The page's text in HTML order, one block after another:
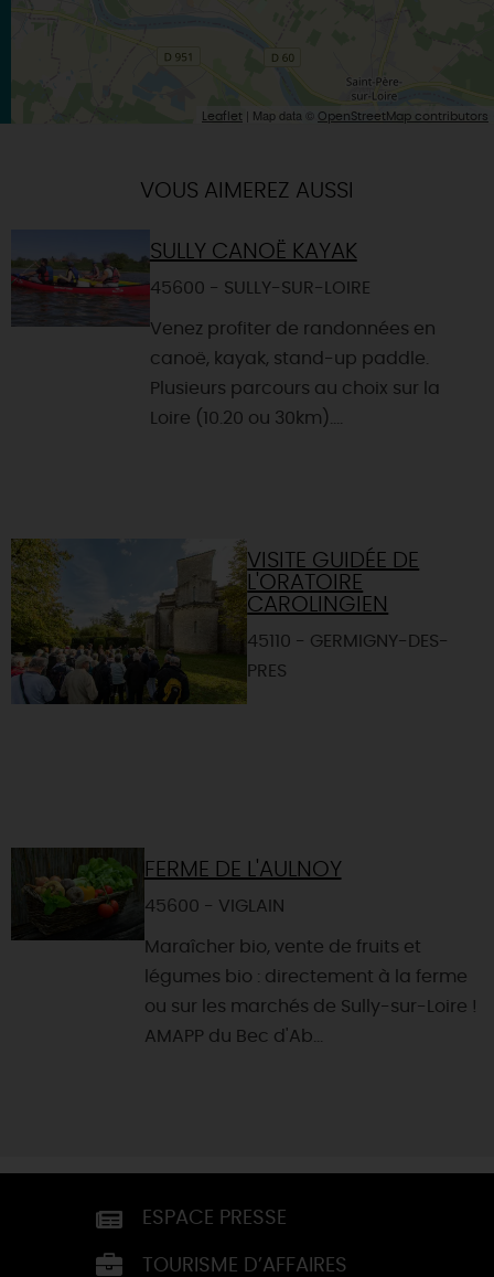
Leaflet | Map data © OpenStreetMap contributors
VOUS AIMEREZ AUSSI
SULLY CANOË KAYAK
45600 - SULLY-SUR-LOIRE
Venez profiter de randonnées en
canoë, kayak, stand-up paddle.
Plusieurs parcours au choix sur la
Loire (10.20 ou 30km)....
VISITE GUIDÉE DE
L'ORATOIRE
CAROLINGIEN
45110 - GERMIGNY-DES-
PRES
FERME DE L'AULNOY
45600 - VIGLAIN
Maraîcher bio, vente de fruits et
légumes bio : directement à la ferme
ou sur les marchés de Sully-sur-Loire !
AMAPP du Bec d'Ab...
ESPACE PRESSE
TOURISME D’AFFAIRES